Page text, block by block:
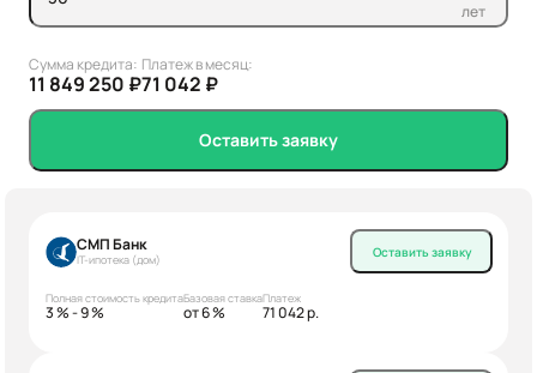
лет
Сумма кредита:
11 849 250 ₽
Платеж в месяц:
71 042 ₽
Оставить заявку
СМП Банк
IT-ипотека (дом)
Полная стоимость кредита
3 % - 9 %
Базовая ставка
от 6 %
Платеж
71 042 р.
Оставить заявку